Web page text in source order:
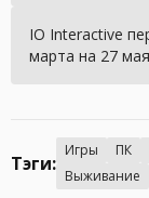
IO Interactive
марта на 27 мая
Тэги:
Игры ПК
Выживание